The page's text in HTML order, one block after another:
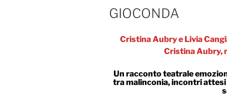
GIOCONDA
Cristina Aubry e Livia
Cristina Aubry,
Un racconto teatrale
tra malinconia, incontri